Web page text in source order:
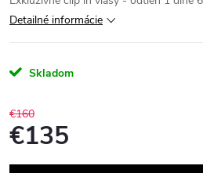
Detailné informácie
Skladom
€160
€135